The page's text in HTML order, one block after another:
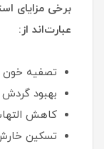
برخی مزایای
عبارت‌اند از:
تصفیه خون
بهبود
کاهش
تسکین